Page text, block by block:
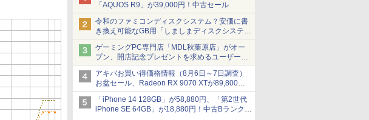
「AQUOS R9」が39,000円！中古セール
令和のファミコンディスクシステム？安価に書
き換え可能なGB用「しましまディスクシステ
ム」
ゲーミングPC専門店「MDL秋葉原店」がオー
プン、開店記念プレゼントを求めるユーザーが
押し寄せ長蛇の列に
アキバお買い得価格情報（8月6日～7日調査）
お盆セール、Radeon RX 9070 XTが89,800
円、水平周波数24.8kHz対応の17型モニターが
9,801円、暑さ指数連動セール ほか
「iPhone 14 128GB」が58,880円、「第2世代
iPhone SE 64GB」が18,880円！中古Bランク品